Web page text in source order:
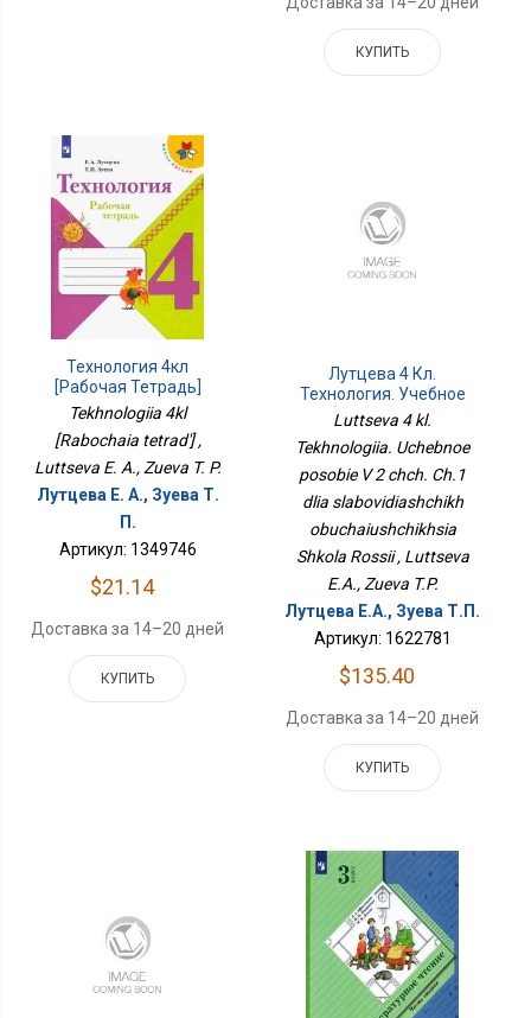
КУПИТЬ
Технология 4кл
[Рабочая Тетрадь]
Tekhnologiia 4kl
[Rabochaia tetrad'] ,
Luttseva E. A., Zueva T. P.
Лутцева Е. А., Зуева Т.
П.
Артикул: 1349746
$21.14
Доставка за 14–20 дней
КУПИТЬ
Лутцева 4 Кл.
Технология. Учебное
Пособие В 2 Чч. Ч.1 Для
Обучающихся Школа
России
Luttseva 4 kl.
Tekhnologiia. Uchebnoe
posobie V 2 chch. Ch.1
dlia slabovidiashchikh
obuchaiushchikhsia
Shkola Rossii , Luttseva
E.A., Zueva T.P.
Лутцева Е.А., Зуева Т.П.
Артикул: 1622781
$135.40
Доставка за 14–20 дней
КУПИТЬ